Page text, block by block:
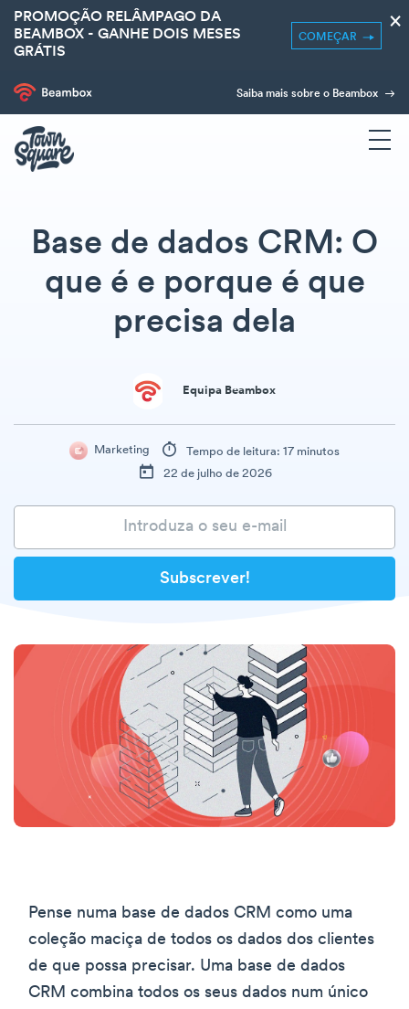
PROMOÇÃO RELÂMPAGO DA
BEAMBOX - GANHE DOIS MESES
GRÁTIS
COMEÇAR
×
Saiba mais sobre o Beambox
Base de dados CRM: O
que é e porque é que
precisa dela
Equipa Beambox
Marketing
Tempo de leitura: 17 minutos
22 de julho de 2026
Pense numa base de dados CRM como uma
coleção maciça de todos os dados dos clientes
de que possa precisar. Uma base de dados
CRM combina todos os seus dados num único